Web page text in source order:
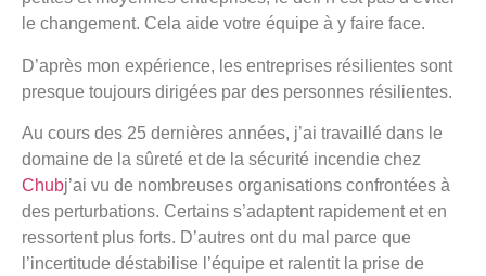
le changement. Cela aide votre équipe à y faire face.
D’après mon expérience, les entreprises résilientes sont
presque toujours dirigées par des personnes résilientes.
Au cours des 25 dernières années, j’ai travaillé dans le
domaine de la sûreté et de la sécurité incendie chez
Chubj’ai vu de nombreuses organisations confrontées à
des perturbations. Certains s’adaptent rapidement et en
ressortent plus forts. D’autres ont du mal parce que
l’incertitude déstabilise l’équipe et ralentit la prise de